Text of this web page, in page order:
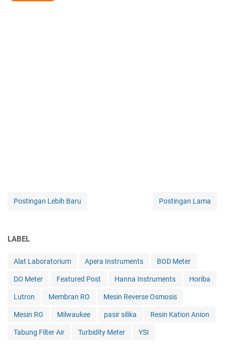
Postingan Lebih Baru Postingan Lama
LABEL
Alat Laboratorium Apera Instruments BOD Meter
DO Meter Featured Post Hanna Instruments Horiba
Lutron Membran RO Mesin Reverse Osmosis
Mesin RO Milwaukee pasir silika Resin Kation Anion
Tabung Filter Air Turbidity Meter YSI